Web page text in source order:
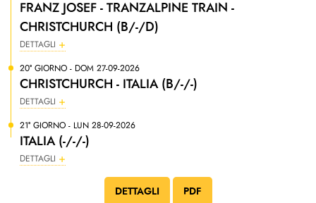
FRANZ JOSEF - TRANZALPINE TRAIN -
CHRISTCHURCH (B/-/D)
DETTAGLI
20° GIORNO - DOM 27-09-2026
CHRISTCHURCH - ITALIA (B/-/-)
DETTAGLI
21° GIORNO - LUN 28-09-2026
ITALIA (-/-/-)
DETTAGLI
DETTAGLI PDF